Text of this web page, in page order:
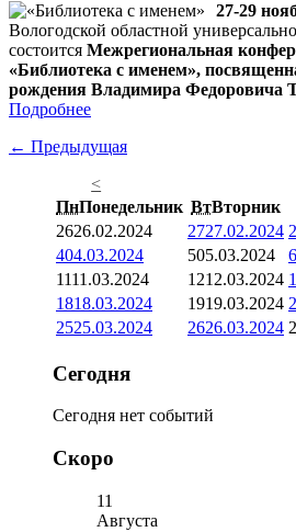
27-29
Вологодской областной
состоится Межрегиональная
«Библиотека с именем»,
рождения Владимира Федоровича
Подробнее
← Предыдущая
<
ПнПонедельник ВтВторник
2626.02.2024 2727.02.2024
404.03.2024 505.03.2024 6
1111.03.2024 1212.03.2024
1818.03.2024 1919.03.2024
2525.03.2024 2626.03.2024
Сегодня
Сегодня нет событий
Скоро
11
Августа